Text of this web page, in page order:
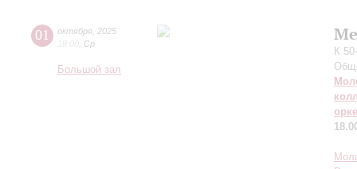
01 октября 2025
18:00 Ср
Большой зал
К